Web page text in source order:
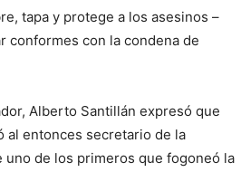
tapa y protege a los asesinos –
conformes con la condena de
Alberto Santillán expresó que
al entonces secretario de la
uno de los primeros que fogoneó la